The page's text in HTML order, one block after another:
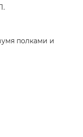
полками и